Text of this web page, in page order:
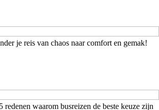
je reis van chaos naar comfort en gemak!
redenen waarom busreizen de beste keuze zijn